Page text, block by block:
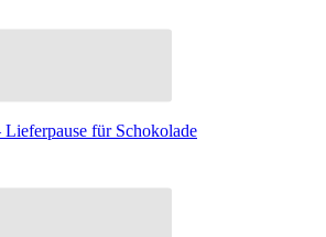
Lieferpause für Schokolade